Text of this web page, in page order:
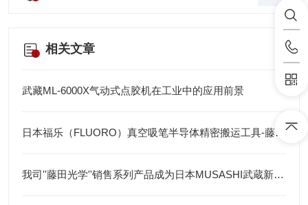
相关文章
武藏ML-6000X气动式点胶机在工业中的应用前景
日本福乐（FLUORO）真空吸笔半导体精密搬运工具-藤田光学
我司''藤田光学''销售系列产品成为日本MUSASHI武蔵新的代理店